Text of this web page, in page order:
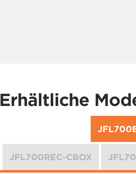
Erhältliche
JFL700REC-CBOX